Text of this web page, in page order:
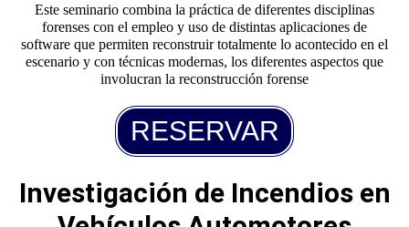
Este seminario combina la práctica de diferentes disciplinas
forenses con el empleo y uso de distintas aplicaciones de
software que permiten reconstruir totalmente lo acontecido en el
escenario y con técnicas modernas, los diferentes aspectos que
involucran la reconstrucción forense
RESERVAR
Investigación de Incendios en